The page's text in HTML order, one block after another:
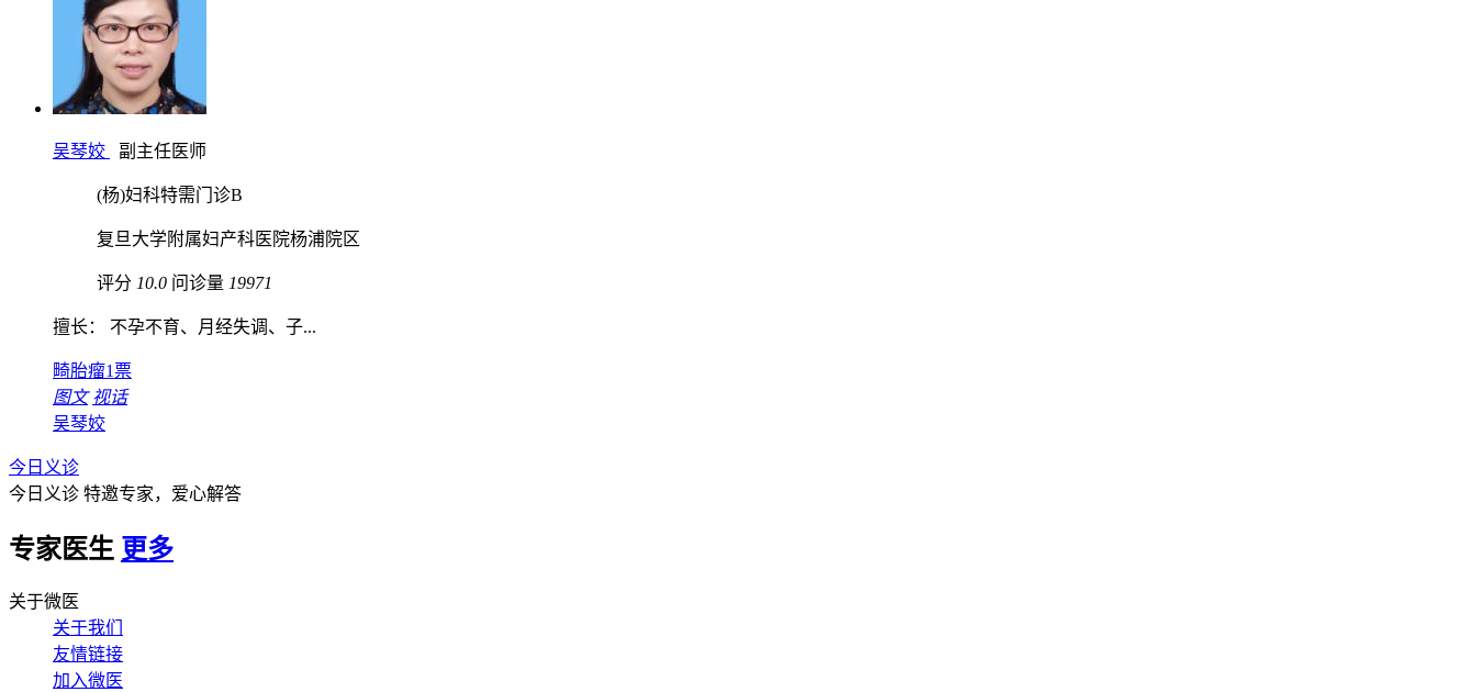
吴琴姣 副主任医师
(杨)妇科特需门诊B
复旦大学附属妇产科医院杨浦院区
评分 10.0 问诊量 19971
擅长： 不孕不育、月经失调、子...
畸胎瘤1票
图文 视话
吴琴姣
今日义诊
今日义诊 特邀专家，爱心解答
专家医生 更多
关于微医
关于我们
友情链接
加入微医